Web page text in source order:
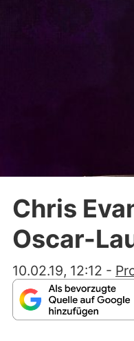
Chris
Oscar-
10.02.19, 12:12 -